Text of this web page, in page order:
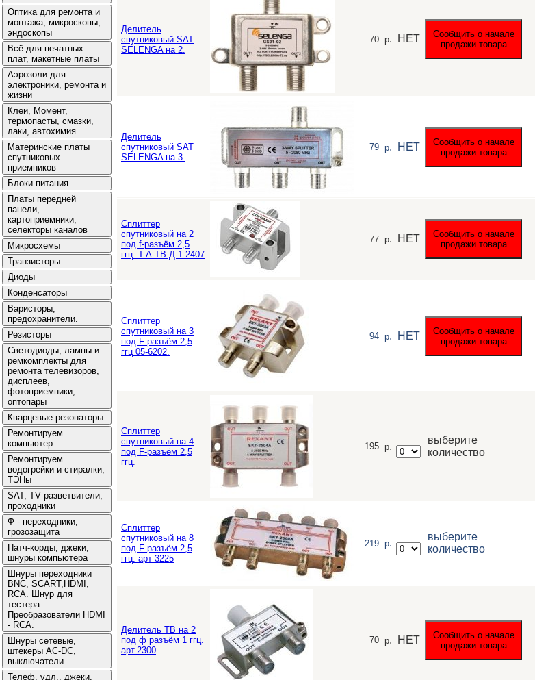
Делитель
спутниковый SAT
SELENGA на 2.
70 р. НЕТ
Делитель
спутниковый SAT
SELENGA на 3.
79 р. НЕТ
Сплиттер
спутниковый на 2
под f-разъём 2,5
ггц. Т.А-ТВ.Д-1-2407
77 р. НЕТ
Сплиттер
спутниковый на 3
под F-разъём 2,5
ггц 05-6202.
94 р. НЕТ
Сплиттер
спутниковый на 4
под F-разъём 2,5
ггц.
195 р.
выберите
количество
Сплиттер
спутниковый на 8
под F-разъём 2,5
ггц. арт 3225
219 р.
выберите
количество
Делитель ТВ на 2
под ф разъём 1 ггц.
арт.2300
70 р. НЕТ